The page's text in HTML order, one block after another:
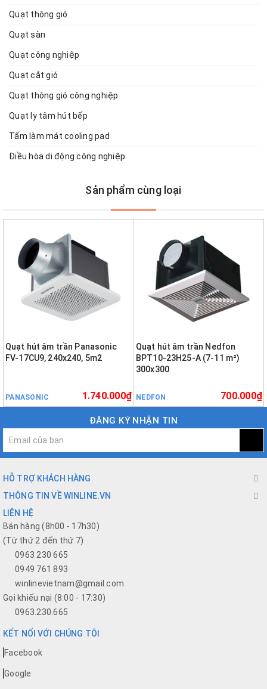
Quạt thông gió
Quạt sàn
Quạt công nghiệp
Quạt cắt gió
Quạt thông gió công nghiệp
Quạt ly tâm hút bếp
Tấm làm mát cooling pad
Điều hòa di động công nghiệp
Sản phẩm cùng loại
Quạt hút âm trần Panasonic
FV-17CU9, 240x240, 5m2
PANASONIC 1.740.000₫
Quạt hút âm trần Nedfon
BPT10-23H25-A (7-11 m²)
300x300
NEDFON 700.000₫
ĐĂNG KÝ NHẬN TIN
HỖ TRỢ KHÁCH HÀNG
THÔNG TIN VỀ WINLINE.VN
LIÊN HỆ
Bán hàng (8h00 - 17h30)
(Từ thứ 2 đến thứ 7)
0963 230 665
0949 761 893
winlinevietnam@gmail.com
Gọi khiếu nại (8:00 - 17:30)
0963.230.665
KẾT NỐI VỚI CHÚNG TÔI
Facebook
Google